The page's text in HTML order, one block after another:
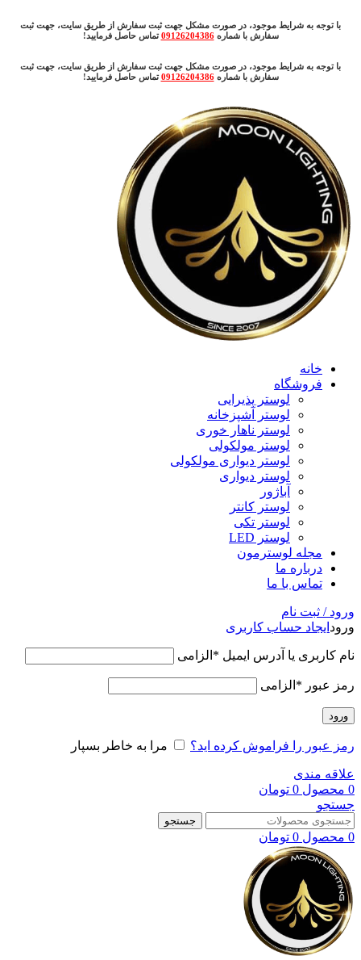
با توجه به شرایط موجود، در صورت مشکل جهت ثبت سفارش از طریق سایت، جهت ثبت
سفارش با شماره09126204386 تماس حاصل فرمایید!
با توجه به شرایط موجود، در صورت مشکل جهت ثبت سفارش از طریق سایت، جهت ثبت
سفارش با شماره09126204386 تماس حاصل فرمایید!
خانه
فروشگاه
لوستر پذیرایی
لوستر آشپزخانه
لوستر ناهار خوری
لوستر مولکولی
لوستر دیواری مولکولی
لوستر دیواری
آباژور
لوستر کانتر
لوستر تکی
لوستر LED
مجله لوسترمون
درباره ما
تماس با ما
ورود / ثبت نام
ورود ایجاد حساب کاربری
نام کاربری یا آدرس ایمیل * الزامی
رمز عبور * الزامی
ورود
رمز عبور را فراموش کرده اید؟ مرا به خاطر بسپار
علاقه مندی
0 محصول 0 تومان
جستجو
جستجو
0 محصول 0 تومان